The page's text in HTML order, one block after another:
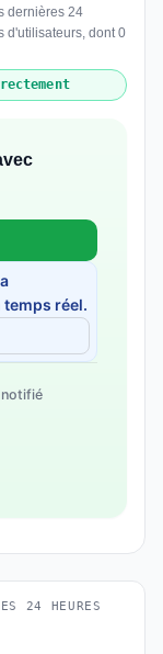
dernières 24
d'utilisateurs, dont 0
réel.
notifié
24 HEURES